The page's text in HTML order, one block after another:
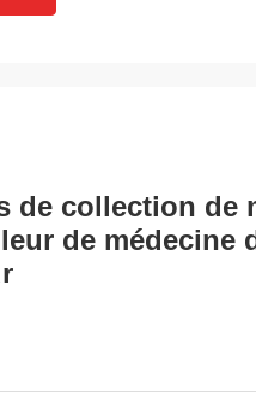
de collection de
de médecine